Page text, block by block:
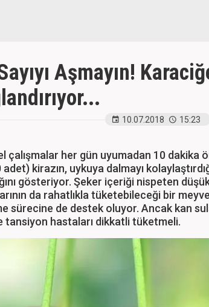
Aşmayın!
10.07.2018 15:23
çalışmalar her gün uyumadan 10 dakika
kirazın, uykuya dalmayı
gösteriyor. Şeker içeriği nispeten
da rahatlıkla tüketebileceği bir
sürecine de destek oluyor. Ancak kan
tansiyon hastaları dikkatli tüketmeli.